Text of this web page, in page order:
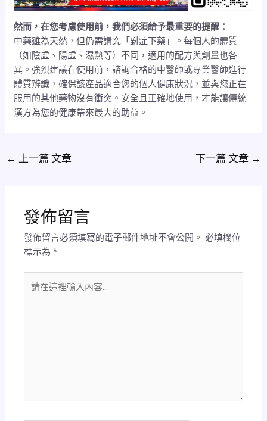
然而，在您考慮使用前，我們必須給予最重要的提醒：
中藥雖為天然，但仍需講究「對症下藥」。每個人的體質
（如陰虛、陽虛、濕熱等）不同，適用的配方與劑量也各
異。強烈建議在使用前，諮詢合格的中醫師或專業醫師進行
體質辨識，確保該產品適合您的個人健康狀況，並與您正在
服用的其他藥物沒有衝突。安全且正確地使用，才能讓傳統
漢方為您的健康帶來最大的助益。
← 上一篇 文章 下一篇 文章 →
發佈留言
發佈留言必須填寫的電子郵件地址不會公開。 必填欄位
標示為*
在